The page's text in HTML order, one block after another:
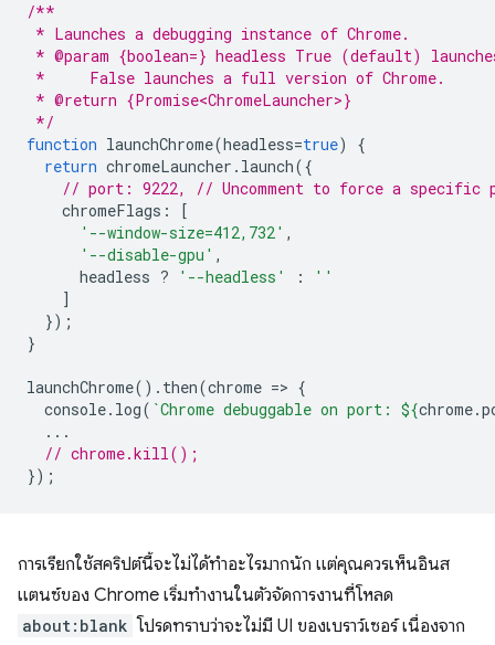
/**
* Launches a debugging instance of Chrome.
* @param {boolean=} headless True (default)
*     False launches a full version of Chrome.
* @return {Promise<ChromeLauncher>}
*/
function launchChrome(headless=true)
{
return chromeLauncher . launch({
// port: 9222, // Uncomment to force a specific
chromeFlags :
[
'--window-size=412,732' ,
'--disable-gpu' ,
headless ? '--headless' :
''
]
});
}
launchChrome(). then(chrome => {
console. log( `Chrome debuggable on port: ${chrome.
...
// chrome.kill();
});
การเรียกใช้สคริปต์นี้จะไม่ได้ทำอะไรมากนัก แต่คุณควรเห็นอินส
แตนซ์ของ Chrome เริ่มทำงานในตัวจัดการงานที่โหลด
about:blank โปรดทราบว่าจะไม่มี UI ของเบราว์เซอร์ เนื่องจาก